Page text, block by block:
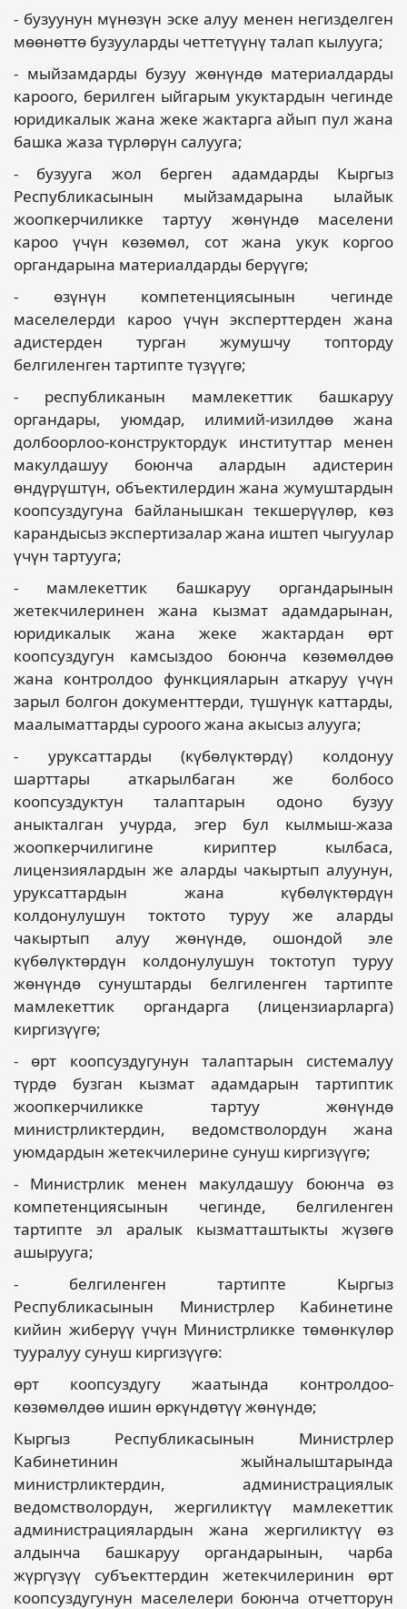
- бузуунун мүнөзүн эске алуу менен негизделген
мөөнөттө бузууларды четтетүүнү талап кылууга;
- мыйзамдарды бузуу жөнүндө материалдарды
кароого, берилген ыйгарым укуктардын чегинде
юридикалык жана жеке жактарга айып пул жана
башка жаза түрлөрүн салууга;
- бузууга жол берген адамдарды Кыргыз
Республикасынын мыйзамдарына ылайык
жоопкерчиликке тартуу жөнүндө маселени
кароо үчүн көзөмөл, сот жана укук коргоо
органдарына материалдарды берүүгө;
- өзүнүн компетенциясынын чегинде
маселелерди кароо үчүн эксперттерден жана
адистерден турган жумушчу топторду
белгиленген тартипте түзүүгө;
- республиканын мамлекеттик башкаруу
органдары, уюмдар, илимий-изилдөө жана
долбоорлоо-конструктордук институттар менен
макулдашуу боюнча алардын адистерин
өндүрүштүн, объектилердин жана жумуштардын
коопсуздугуна байланышкан текшерүүлөр, көз
карандысыз экспертизалар жана иштеп чыгуулар
үчүн тартууга;
- мамлекеттик башкаруу органдарынын
жетекчилеринен жана кызмат адамдарынан,
юридикалык жана жеке жактардан өрт
коопсуздугун камсыздоо боюнча көзөмөлдөө
жана контролдоо функцияларын аткаруу үчүн
зарыл болгон документтерди, түшүнүк каттарды,
маалыматтарды суроого жана акысыз алууга;
- уруксаттарды (күбөлүктөрдү) колдонуу
шарттары аткарылбаган же болбосо
коопсуздуктун талаптарын одоно бузуу
аныкталган учурда, эгер бул кылмыш-жаза
жоопкерчилигине кириптер кылбаса,
лицензиялардын же аларды чакыртып алуунун,
уруксаттардын жана күбөлүктөрдүн
колдонулушун токтото туруу же аларды
чакыртып алуу жөнүндө, ошондой эле
күбөлүктөрдүн колдонулушун токтотуп туруу
жөнүндө сунуштарды белгиленген тартипте
мамлекеттик органдарга (лицензиарларга)
киргизүүгө;
- өрт коопсуздугунун талаптарын системалуу
түрдө бузган кызмат адамдарын тартиптик
жоопкерчиликке тартуу жөнүндө
министрликтердин, ведомстволордун жана
уюмдардын жетекчилерине сунуш киргизүүгө;
- Министрлик менен макулдашуу боюнча өз
компетенциясынын чегинде, белгиленген
тартипте эл аралык кызматташтыкты жүзөгө
ашырууга;
- белгиленген тартипте Кыргыз
Республикасынын Министрлер Кабинетине
кийин жиберүү үчүн Министрликке төмөнкүлөр
тууралуу сунуш киргизүүгө:
өрт коопсуздугу жаатында контролдоо-
көзөмөлдөө ишин өркүндөтүү жөнүндө;
Кыргыз Республикасынын Министрлер
Кабинетинин жыйналыштарында
министрликтердин, администрациялык
ведомстволордун, жергиликтүү мамлекеттик
администрациялардын жана жергиликтүү өз
алдынча башкаруу органдарынын, чарба
жүргүзүү субъекттердин жетекчилеринин өрт
коопсуздугунун маселелери боюнча отчетторун